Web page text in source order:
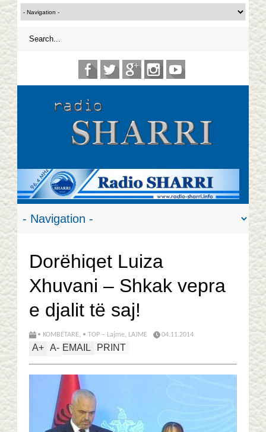
Dorëhiqet Luiza
Xhuvani – Shkak vepra
e djalit të saj!
• KOMBËTARE, • TOP – Lajme, LAJME 04.11.2014
A+ A- EMAIL PRINT